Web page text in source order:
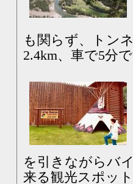
も関らず、トン
2.4km、車で5分
を引きながらバ
来る観光スポッ